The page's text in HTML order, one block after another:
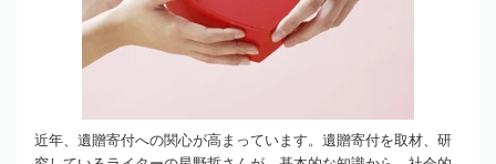
近年、遺贈寄付への関心が高まっています。遺贈寄付を取材、研